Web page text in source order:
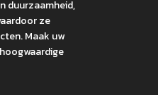
duurzaamheid,
ze
Maak uw